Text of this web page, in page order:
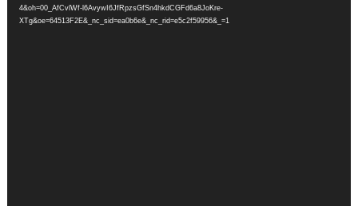
4&oh=00_AfCvlWf-l6AvywI6JfRpzsGfSn4hkdCGFd6a8JoKre-
XTg&oe=64513F2E&_nc_sid=ea0b6e&_nc_rid=e5c2f59956&_=1